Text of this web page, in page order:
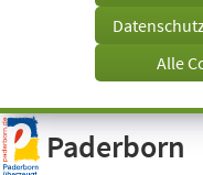
Visuelle
Assistenzsoftware
öffnen.
Alle
Paderborn